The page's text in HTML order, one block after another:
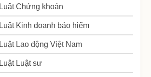
Chứng khoán
Kinh doanh bảo hiểm
Lao động Việt Nam
Luật sư